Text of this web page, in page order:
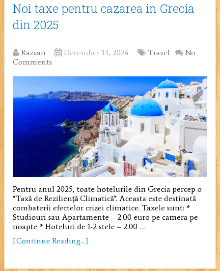
Noi taxe pentru cazarea in Grecia
din 2025
Razvan December 13, 2024 Travel
No
Comments
Pentru anul 2025, toate hotelurile din Grecia percep o
“Taxă de Reziliență Climatică”. Aceasta este destinată
combaterii efectelor crizei climatice. Taxele sunt: *
Studiouri sau Apartamente – 2.00 euro pe camera pe
noapte * Hoteluri de 1-2 stele – 2.00 …
[Continue Reading...]